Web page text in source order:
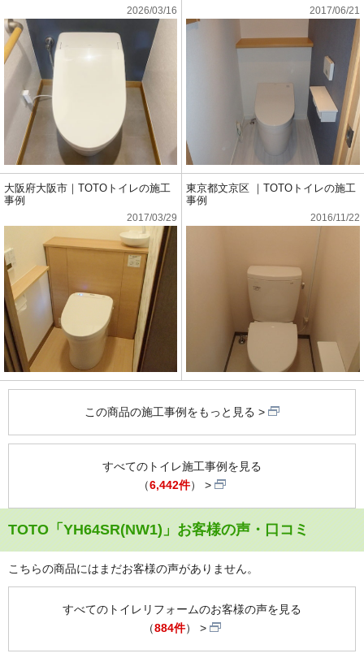
2026/03/16 2017/06/21
大阪府大阪市｜TOTOトイレの施工
事例
2017/03/29
東京都文京区 ｜TOTOトイレの施工
事例
2016/11/22
この商品の施工事例をもっと見る
すべてのトイレ施工事例を見る
（6,442件）
TOTO「YH64SR(NW1)」お客様の声・口コミ
こちらの商品にはまだお客様の声がありません。
すべてのトイレリフォームのお客様の声を見る
（884件）